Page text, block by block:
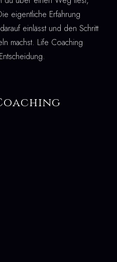
eigentliche Erfahrung
einlässt und den Schritt
machst. Life Coaching